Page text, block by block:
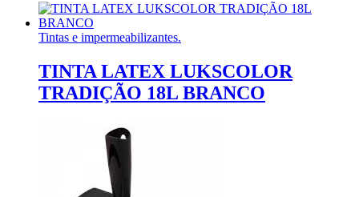
Tintas e impermeabilizantes.
TINTA LATEX LUKSCOLOR
TRADIÇÃO 18L BRANCO